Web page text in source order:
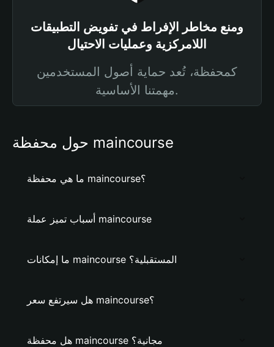
ومنع مخاطر الإفراط في تفويض التطبيقات
اللامركزية وعمليات الاحتيال
كمحفظة، تُعد حماية أصول المستخدمين
مهمتنا الأساسية.
حول محفظة maincourse
ما هي محفظة maincourse؟
أسباب تميز عملة maincourse
ما إمكانات maincourse المستقبلية؟
هل سيرتفع سعر maincourse؟
هل محفظة maincourse مجانية؟